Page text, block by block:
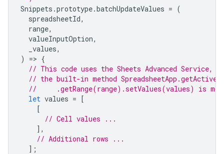
Snippets .prototype.batchUpdateValues = (
spreadsheetId,
range,
valueInputOption,
_values,
)
=> {
// This code uses the Sheets Advanced Service,
// the built-in method
//     .getRange(range).setValues(values) is
let values = [
[
// Cell values ...
],
// Additional rows ...
];